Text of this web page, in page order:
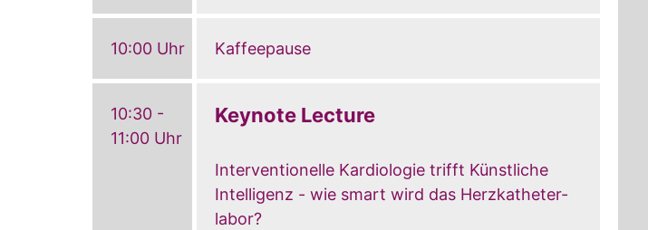
10:00 Uhr Kaffeepause
10:30 -
11:00 Uhr
Keynote Lecture
Interventionelle Kardiologie trifft Künstliche
Intelligenz - wie smart wird das Herzkatheter-
labor?